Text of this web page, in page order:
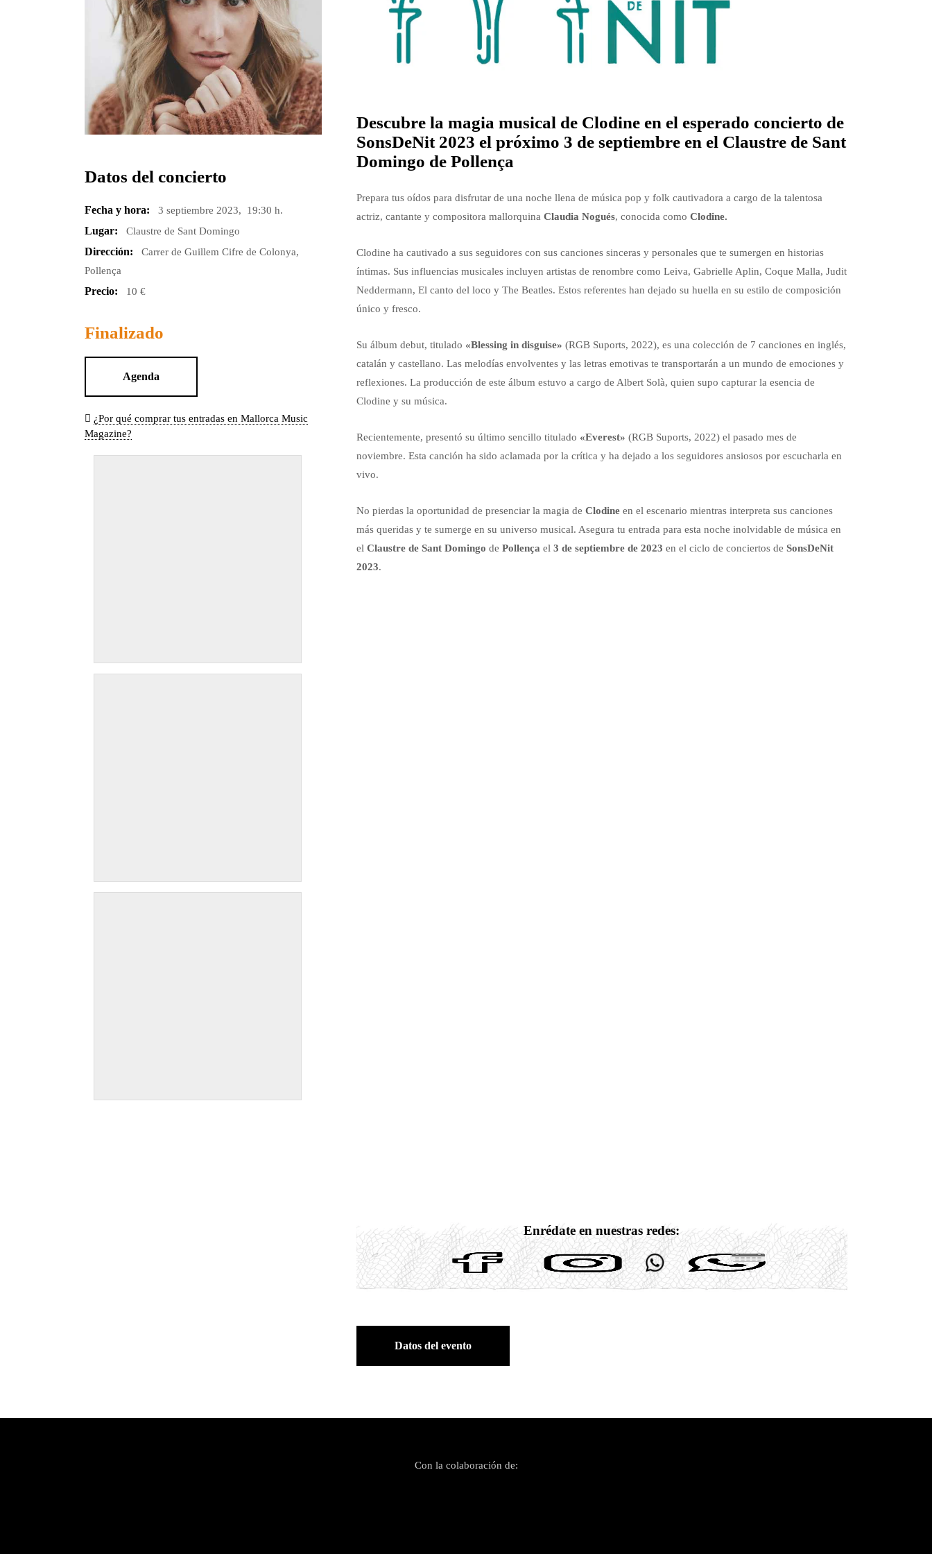
Datos del concierto
Fecha y hora: 3 septiembre 2023, 19:30 h.
Lugar: Claustre de Sant Domingo
Dirección:
Carrer de Guillem Cifre de Colonya,
Pollença
Precio: 10 €
Finalizado
Agenda
¿Por qué comprar tus entradas en Mallorca Music
Magazine?
Descubre la magia musical de Clodine en el esperado concierto de
SonsDeNit 2023 el próximo 3 de septiembre en el Claustre de Sant
Domingo de Pollença
Prepara tus oídos para disfrutar de una noche llena de música pop y folk cautivadora a cargo de la talentosa
actriz, cantante y compositora mallorquina Claudia Nogués, conocida como Clodine.
Clodine ha cautivado a sus seguidores con sus canciones sinceras y personales que te sumergen en historias
íntimas. Sus influencias musicales incluyen artistas de renombre como Leiva, Gabrielle Aplin, Coque Malla, Judit
Neddermann, El canto del loco y The Beatles. Estos referentes han dejado su huella en su estilo de composición
único y fresco.
Su álbum debut, titulado «Blessing in disguise» (RGB Suports, 2022), es una colección de 7 canciones en inglés,
catalán y castellano. Las melodías envolventes y las letras emotivas te transportarán a un mundo de emociones y
reflexiones. La producción de este álbum estuvo a cargo de Albert Solà, quien supo capturar la esencia de
Clodine y su música.
Recientemente, presentó su último sencillo titulado «Everest» (RGB Suports, 2022) el pasado mes de
noviembre. Esta canción ha sido aclamada por la crítica y ha dejado a los seguidores ansiosos por escucharla en
vivo.
No pierdas la oportunidad de presenciar la magia de Clodineen el escenario mientras interpreta sus canciones
más queridas y te sumerge en su universo musical. Asegura tu entrada para esta noche inolvidable de música en
el Claustre de Sant Domingo de Pollença el 3 de septiembre de 2023 en el ciclo de conciertos de SonsDeNit
2023.
Enrédate en nuestras redes:
Datos del evento
Con la colaboración de: